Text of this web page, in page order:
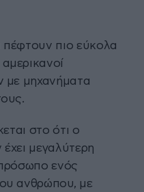
πέφτουν πιο εύκολα
με μηχανήματα
στο ότι ο
μεγαλύτερη
ενός
ανθρώπου, με